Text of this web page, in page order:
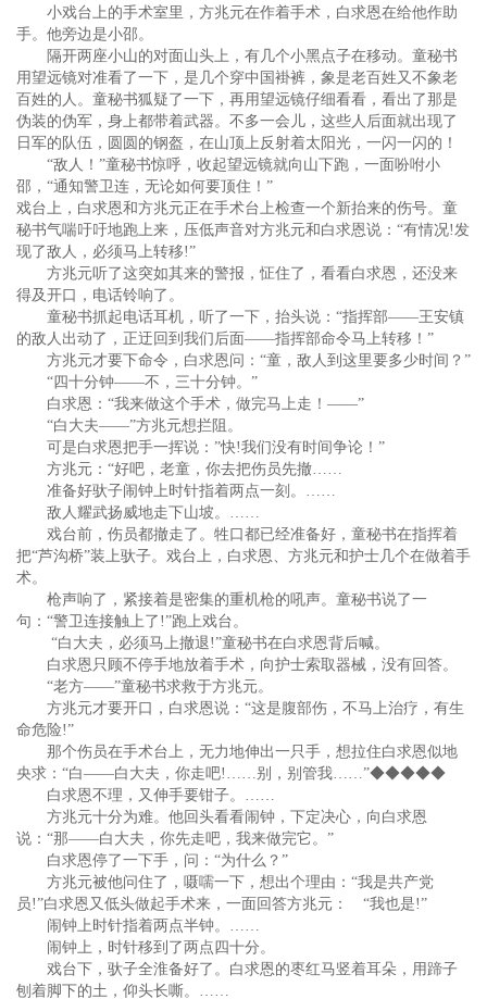
小戏台上的手术室里，方兆元在作着手术，白求恩在给他作助
手。他旁边是小邵。
隔开两座小山的对面山头上，有几个小黑点子在移动。童秘书
用望远镜对准看了一下，是几个穿中国褂裤，象是老百姓又不象老
百姓的人。童秘书狐疑了一下，再用望远镜仔细看看，看出了那是
伪装的伪军，身上都带着武器。不多一会儿，这些人后面就出现了
日军的队伍，圆圆的钢盔，在山顶上反射着太阳光，一闪一闪的！
“敌人！”童秘书惊呼，收起望远镜就向山下跑，一面吩咐小
邵，“通知警卫连，无论如何要顶住！”
戏台上，白求恩和方兆元正在手术台上检查一个新抬来的伤号。童
秘书气喘吁吁地跑上来，压低声音对方兆元和白求恩说：“有情况!发
现了敌人，必须马上转移!”
方兆元听了这突如其来的警报，怔住了，看看白求恩，还没来
得及开口，电话铃响了。
童秘书抓起电话耳机，听了一下，抬头说：“指挥部——王安镇
的敌人出动了，正迂回到我们后面——指挥部命令马上转移！”
方兆元才要下命令，白求恩问：“童，敌人到这里要多少时间？”
“四十分钟——不，三十分钟。”
白求恩：“我来做这个手术，做完马上走！——”
“白大夫——”方兆元想拦阻。
可是白求恩把手一挥说：”快!我们没有时间争论！”
方兆元：“好吧，老童，你去把伤员先撤……
准备好驮子闹钟上时针指着两点一刻。……
敌人耀武扬威地走下山坡。……
戏台前，伤员都撤走了。牲口都已经准备好，童秘书在指挥着
把“芦沟桥”装上驮子。戏台上，白求恩、方兆元和护士几个在做着手
术。
枪声响了，紧接着是密集的重机枪的吼声。童秘书说了一
句：“警卫连接触上了!”跑上戏台。
“白大夫，必须马上撤退!”童秘书在白求恩背后喊。
白求恩只顾不停手地放着手术，向护士索取器械，没有回答。
“老方——”童秘书求救于方兆元。
方兆元才要开口，白求恩说：“这是腹部伤，不马上治疗，有生
命危险!”
那个伤员在手术台上，无力地伸出一只手，想拉住白求恩似地
央求：“白——白大夫，你走吧!……别，别管我……”◆◆◆◆◆
白求恩不理，又伸手要钳子。……
方兆元十分为难。他回头看看闹钟，下定决心，向白求恩
说：“那——白大夫，你先走吧，我来做完它。”
白求恩停了一下手，问：“为什么？”
方兆元被他问住了，嗫嚅一下，想出个理由：“我是共产党
员!”白求恩又低头做起手术来，一面回答方兆元： “我也是!”
闹钟上时针指着两点半钟。……
闹钟上，时针移到了两点四十分。
戏台下，驮子全淮备好了。白求恩的枣红马竖着耳朵，用蹄子
刨着脚下的土，仰头长嘶。……